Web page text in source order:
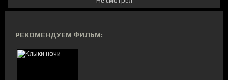
РЕКОМЕНДУЕМ ФИЛЬМ: